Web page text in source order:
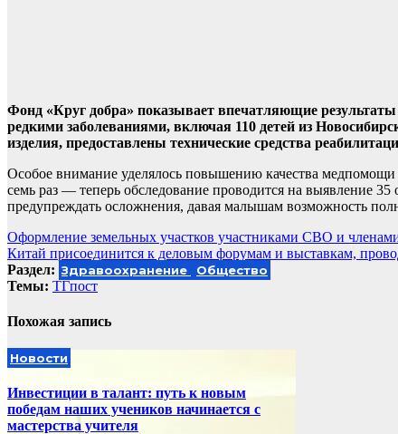
Фонд «Круг добра» показывает впечатляющие
редкими заболеваниями, включая 110 детей из
изделия, предоставлены технические средства
Особое внимание уделялось повышению качества
семь раз — теперь обследование проводится на выявление
предупреждать осложнения, давая малышам возможность
Навигация
по
записям
Оформление земельных участков участниками СВО и
Китай присоединится к деловым форумам и выставкам,
Раздел: Здравоохранение Общество
Темы: ТГпост
Похожая запись
Новости
Инвестиции в талант: путь к новым
победам наших учеников начинается с
мастерства учителя